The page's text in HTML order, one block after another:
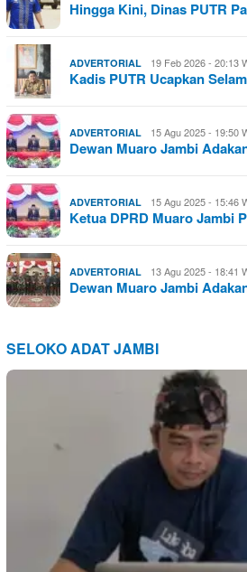
Hingga Kini, Dinas PUTR
ADVERTORIAL 19 Feb 2026 - 20:13
Kadis PUTR Ucapkan
ADVERTORIAL 15 Agu 2025 - 19:50
Dewan Muaro Jambi
ADVERTORIAL 15 Agu 2025 - 15:46
Ketua DPRD Muaro Jambi
ADVERTORIAL 13 Agu 2025 - 18:41
Dewan Muaro Jambi
SELOKO ADAT JAMBI